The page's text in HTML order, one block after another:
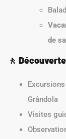
de
🚶
Grândola
Visites